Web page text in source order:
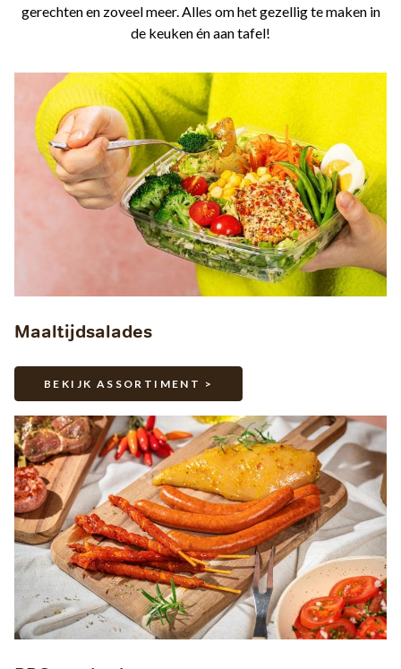
gerechten en zoveel meer. Alles om het gezellig te maken in
de keuken én aan tafel!
Maaltijdsalades
BEKIJK ASSORTIMENT >